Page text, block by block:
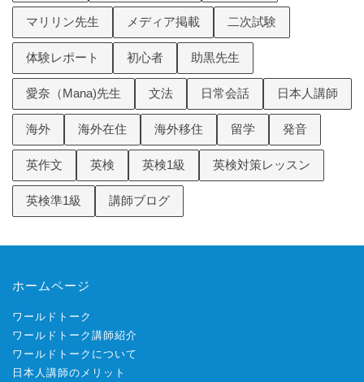
マリリン先生 メディア掲載 二次試験
体験レポート 初心者 助黒先生
愛奈（Mana)先生 文法 日常会話 日本人講師
海外 海外在住 海外移住 留学 発音
英作文 英検 英検1級 英検対策レッスン
英検準1級 講師ブログ
ホームページ
ワールドトーク
ワールドトーク講師紹介
ワールドトークについて
日本人講師のメリット